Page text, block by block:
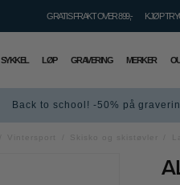
GRATIS FRAKT OVER 899,- KJØP
SYKKEL LØP GRAVERING MERKER
Back to school! -50% på